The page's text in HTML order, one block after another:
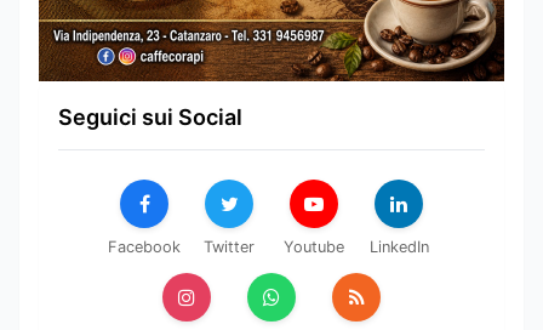
Seguici sui Social
Facebook Twitter Youtube LinkedIn